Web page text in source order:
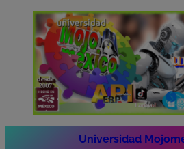
Universidad